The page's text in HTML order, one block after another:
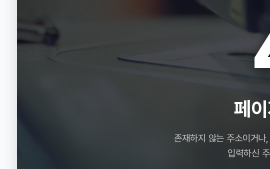
페
존재하지 않는 주소이거
입력하신